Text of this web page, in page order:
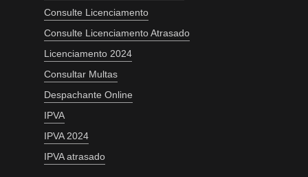
Consulte Licenciamento
Consulte Licenciamento Atrasado
Licenciamento 2024
Consultar Multas
Despachante Online
IPVA
IPVA 2024
IPVA atrasado